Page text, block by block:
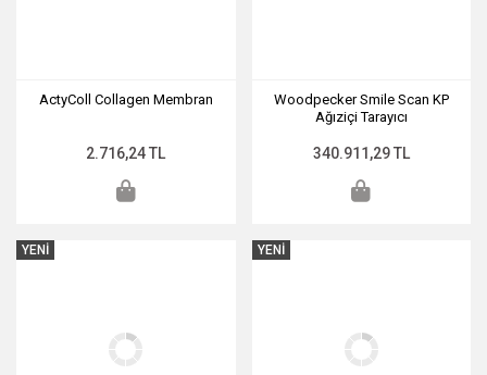
ActyColl Collagen Membran
2.716,24 TL
Woodpecker Smile Scan KP
Ağıziçi Tarayıcı
340.911,29 TL
YENİ YENİ